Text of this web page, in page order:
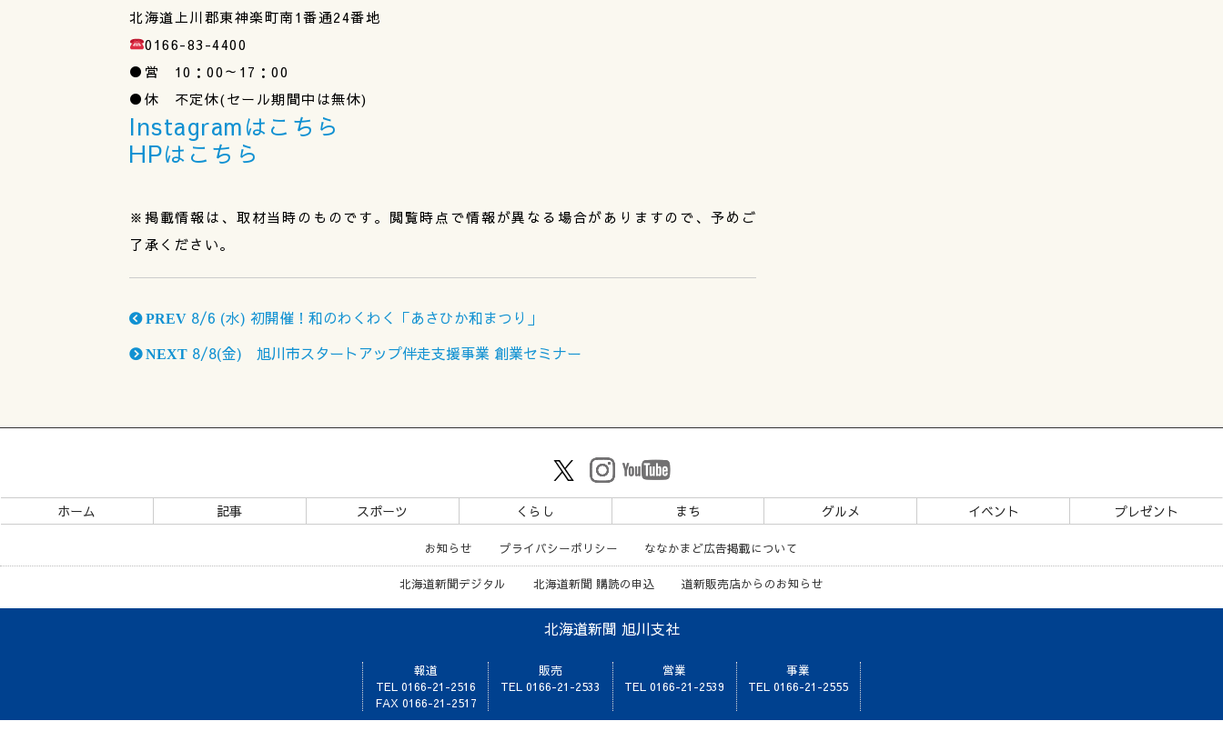
北海道上川郡東神楽町南1番通24番地
0166-83-4400
●営 10：00～17：00
●休 不定休(セール期間中は無休)
Instagramはこちら
HPはこちら
※掲載情報は、取材当時のものです。閲覧時点で情報が異なる場合がありますので、予めご
了承ください。
PREV 8/6 (水) 初開催！和のわくわく「あさひか和まつり」
NEXT 8/8(金) 旭川市スタートアップ伴走支援事業 創業セミナー
ホーム 記事 スポーツ くらし まち グルメ イベント プレゼント
お知らせ プライバシーポリシー ななかまど広告掲載について
北海道新聞デジタル 北海道新聞 購読の申込 道新販売店からのお知らせ
北海道新聞 旭川支社
報道
TEL 0166-21-2516
FAX 0166-21-2517
販売
TEL 0166-21-2533
営業
TEL 0166-21-2539
事業
TEL 0166-21-2555